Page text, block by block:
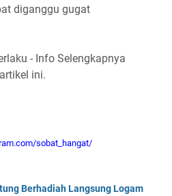
diganggu gugat
- Info Selengkapnya
ini.
sobat_hangat/
Berhadiah Langsung Logam